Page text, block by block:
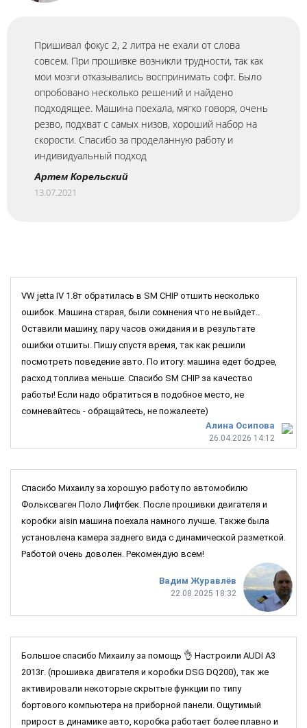
Пришивал фокус 2, 2 литра не ехали от слова
совсем. При прошивке возникли трудности, так как
мои мозги отказывались воспринимать софт. Было
опробовано несколько решений и найдено
подходящее. Машина поехала, мягко говоря, очень
резво, подхват с самых низов, хороший набор на
скорости. Спасибо за проделанную работу и
индивидуальный подход
Артем Корельский
13.07.2021
Алина Осипова
26.04.2026 14:12
VW jetta IV 1.8т обратилась в SM CHIP отшить несколько
ошибок. Машина старая, были сомнения что не выйдет..
Оставили машину, пару часов ожидания и в результате
ошибки отшиты. Пишу спустя время, так как решили
посмотреть поведение авто. По итогу: машина едет бодрее,
расход топлива меньше. Спасибо SM CHIP за качество
работы! Если надо обратиться в подобное место, не
сомневайтесь - обращайтесь, не пожалеете)
Вадим Журавлёв
22.08.2025 18:32
Спасибо Михаилу за хорошую работу по автомобилю
Фольксваген Поло Лифтбек. После прошивки двигателя и
коробки aisin машина поехала намного лучше. Также была
установлена камера заднего вида с динамической разметкой.
Работой очень доволен. Рекомендую всем!
Большое спасибо Михаилу за помощь 👌 Настроили AUDI A3
2013г. (прошивка двигателя и коробки DSG DQ200), так же
активировали некоторые скрытые функции по типу
бортового компьютера на приборной панели. Ощутимый
прирост в динамике авто, коробка работает более плавно и